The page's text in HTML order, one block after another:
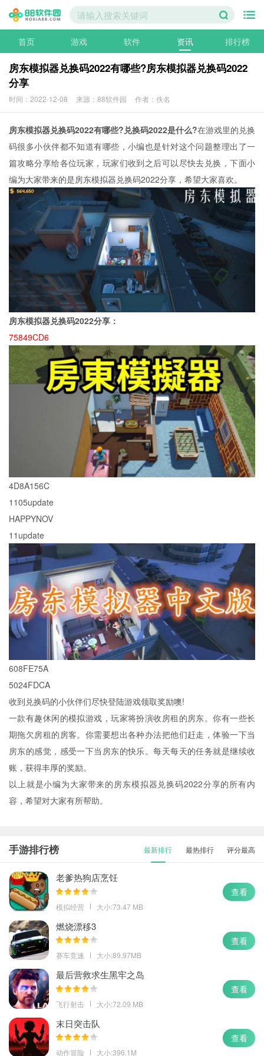
首页 游戏 软件 资讯 排行榜
房东模拟器兑换码2022有哪些?房东模拟器兑换码2022
分享
时间：2022-12-08 来源：88软件园 作者：佚名
房东模拟器兑换码2022有哪些?兑换码2022是什么?在游戏里的兑换
码很多小伙伴都不知道有哪些，小编也是针对这个问题整理出了一
篇攻略分享给各位玩家，玩家们收到之后可以尽快去兑换，下面小
编为大家带来的是房东模拟器兑换码2022分享，希望大家喜欢。
房东模拟器兑换码2022分享：
75849CD6
4D8A156C
1105update
HAPPYNOV
11update
608FE75A
5024FDCA
收到兑换码的小伙伴们尽快登陆游戏领取奖励噢!
一款有趣休闲的模拟游戏，玩家将扮演收房租的房东。你有一些长
期拖欠房租的房客。你需要想出各种办法把他们赶走，体验一下当
房东的感觉，感受一下当房东的快乐。每天每天的任务就是继续收
账，获得丰厚的奖励。
以上就是小编为大家带来的房东模拟器兑换码2022分享的所有内
容，希望对大家有所帮助。
手游排行榜 最新排行 最热排行 评分最高
老爹热狗店烹饪
模拟经营 大小:73.47 MB
查看
燃烧漂移3
赛车竞速 大小:89.97MB
查看
最后营救求生黑牢之岛
飞行射击 大小:72.09 MB
查看
末日突击队
动作冒险 大小:396.1M
查看